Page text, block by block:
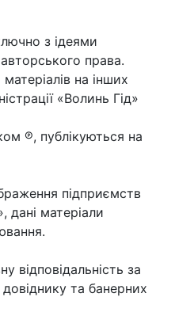
з ідеями
права.
на інших
«Волинь Гід»
℗, публікуються на
підприємств
дані матеріали
відповідальність за
та банерних